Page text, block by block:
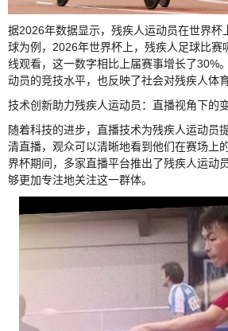
据2026年数据显示，残疾人运动员在世界杯
球为例，2026年世界杯上，残疾人足球比赛
线观看，这一数字相比上届赛事增长了30%
动员的竞技水平，也反映了社会对残疾人体
技术创新助力残疾人运动员：直播视角下的
随着科技的进步，直播技术为残疾人运动员
清直播，观众可以清晰地看到他们在赛场上
界杯期间，多家直播平台推出了残疾人运动
够更加专注地关注这一群体。